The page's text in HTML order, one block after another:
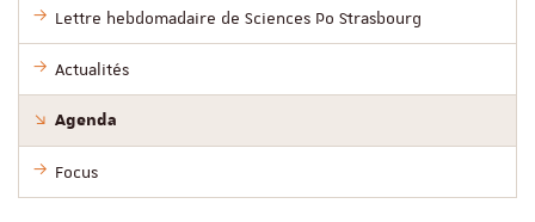
Lettre hebdomadaire de Sciences Po Strasbourg
Actualités
Agenda
Focus